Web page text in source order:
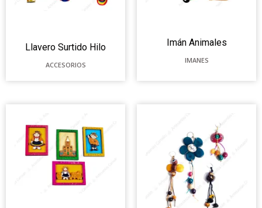
Llavero Surtido Hilo
ACCESORIOS
Imán Animales
IMANES